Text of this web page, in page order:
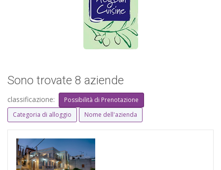
Sono trovate 8 aziende
classificazione:
Possibilità di Prenotazione
Categoria di alloggio
Nome dell'azienda